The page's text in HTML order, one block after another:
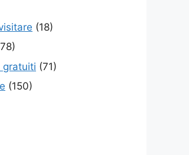
(18)
gratuiti (71)
(150)